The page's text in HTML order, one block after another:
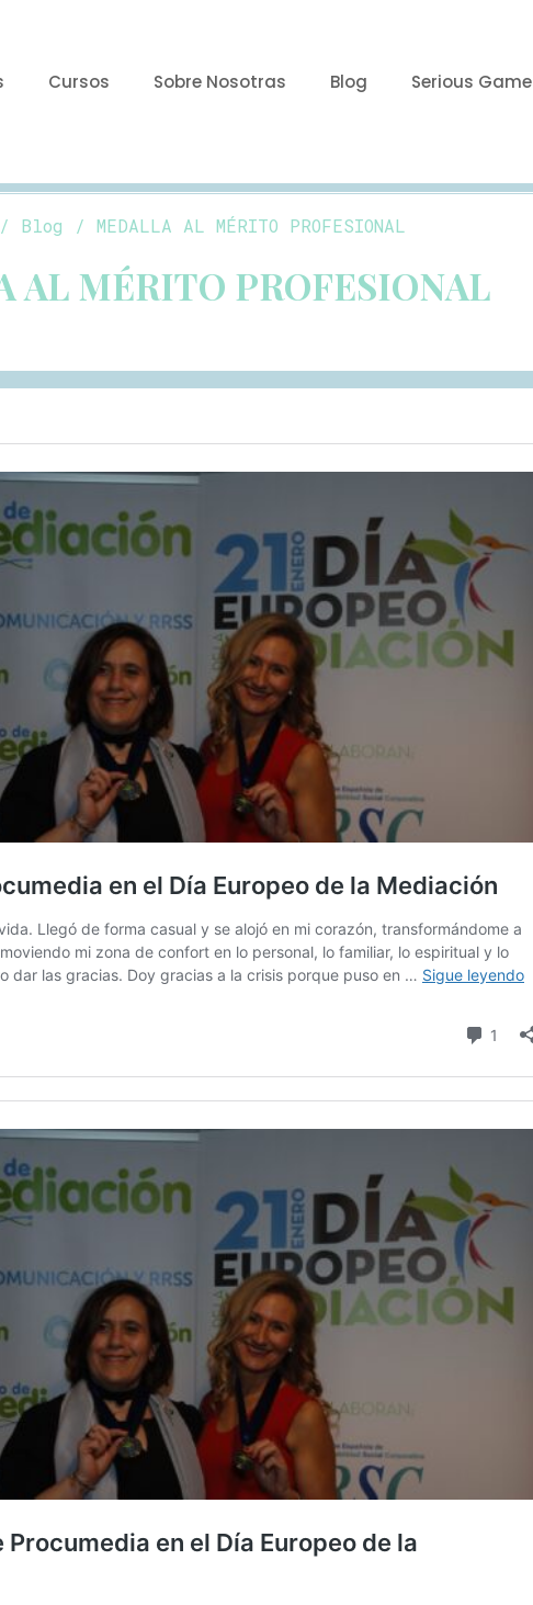
Cursos Sobre Nosotras Blog Serious Game
/ Blog / MEDALLA AL MÉRITO PROFESIONAL
AL MÉRITO PROFESIONAL